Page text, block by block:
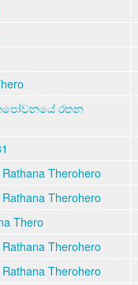
තපෝවනයේ රතන
Therohero
Therohero
Thero
Therohero
Therohero